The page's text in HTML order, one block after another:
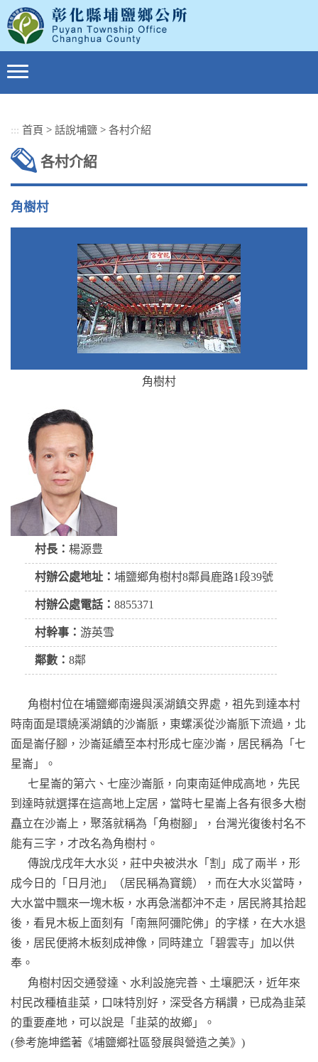
到
主
要
內
::: 首頁 > 話說埔鹽 > 各村介紹
各村介紹
角樹村
角樹村
村長： 楊源豊
村辦公處地址： 埔鹽鄉角樹村8鄰員鹿路1段39號
村辦公處電話： 8855371
村幹事： 游英雪
鄰數： 8鄰
角樹村位在埔鹽鄉南邊與溪湖鎮交界處，祖先到達本村
時南面是環繞溪湖鎮的沙崙脈，東螺溪從沙崙脈下流過，北
面是崙仔腳，沙崙延續至本村形成七座沙崙，居民稱為「七
星崙」。
七星崙的第六、七座沙崙脈，向東南延伸成高地，先民
到達時就選擇在這高地上定居，當時七星崙上各有很多大樹
矗立在沙崙上，聚落就稱為「角樹腳」，台灣光復後村名不
能有三字，才改名為角樹村。
傳說戊戌年大水災，莊中央被洪水「割」成了兩半，形
成今日的「日月池」（居民稱為寶鏡），而在大水災當時，
大水當中飄來一塊木板，水再急湍都沖不走，居民將其拾起
後，看見木板上面刻有「南無阿彌陀佛」的字樣，在大水退
後，居民便將木板刻成神像，同時建立「碧雲寺」加以供
奉。
角樹村因交通發達、水利設施完善、土壤肥沃，近年來
村民改種植韭菜，口味特別好，深受各方稱讚，已成為韭菜
的重要產地，可以說是「韭菜的故鄉」。
(參考施坤鑑著《埔鹽鄉社區發展與營造之美》)